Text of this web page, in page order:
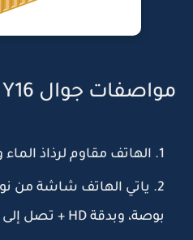
مواصفات جوال Vivo Y16
الهاتف مقاوم لرذاذ
بوصة، وبدقة HD + تصل إلى 720 × 16OO بكسل.